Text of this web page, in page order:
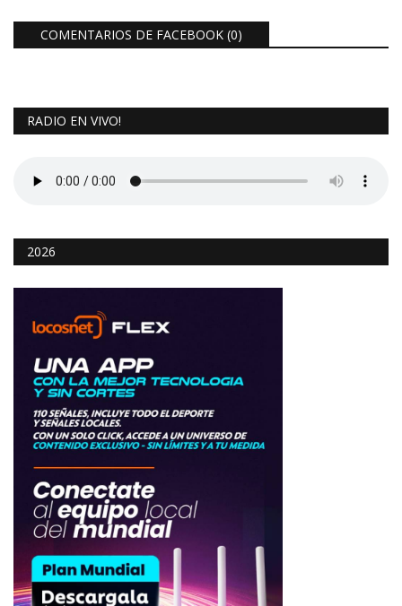
COMENTARIOS DE FACEBOOK (0)
RADIO EN VIVO!
2026